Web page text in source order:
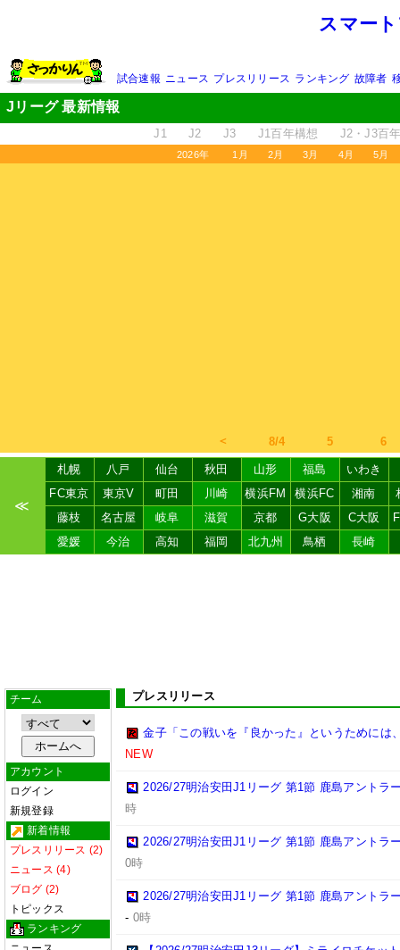
スマー
試合速報 ニュース プレスリリース ランキング 故障者
Jリーグ 最新情報
J1 J2 J3 J1百年構想 J2・J3百
2026年 1月 2月 3月 4月 5月
＜ 8/4 5 6
≪
札幌 八戸 仙台 秋田 山形 福島
いわき
FC東京
東京V 町田 川崎 横浜FM 横浜FC 湘南
藤枝
名古屋 岐阜 滋賀 京都 G大阪 C大阪
愛媛
今治 高知 福岡 北九州 鳥栖 長崎
チーム
アカウント
ログイン
新規登録
新着情報
プレスリリース (2)
ニュース (4)
ブログ (2)
トピックス
ランキング
プレスリリース
金子「この戦いを『良かった』というためには
NEW
2026/27明治安田J1リーグ 第1節 鹿島アントラ
時
2026/27明治安田J1リーグ 第1節 鹿島アントラ
0時
2026/27明治安田J1リーグ 第1節 鹿島アントラ
- 0時